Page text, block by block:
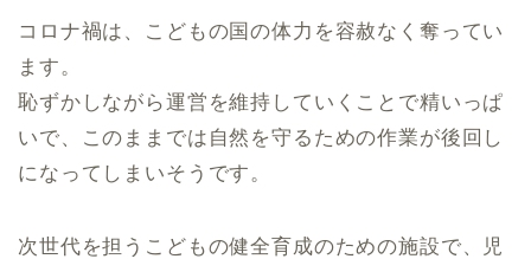
コロナ禍は、こどもの国の体力を容赦なく奪ってい
ます。
恥ずかしながら運営を維持していくことで精いっぱ
いで、このままでは自然を守るための作業が後回し
になってしまいそうです。
次世代を担うこどもの健全育成のための施設で、児